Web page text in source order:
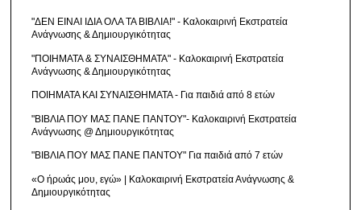
"ΔΕΝ ΕΙΝΑΙ ΙΔΙΑ ΟΛΑ ΤΑ ΒΙΒΛΙΑ!" - Καλοκαιρινή Εκστρατεία
Ανάγνωσης & Δημιουργικότητας
"ΠΟΙΗΜΑΤΑ & ΣΥΝΑΙΣΘΗΜΑΤΑ" - Καλοκαιρινή Εκστρατεία
Ανάγνωσης & Δημιουργικότητας
ΠΟΙΗΜΑΤΑ ΚΑΙ ΣΥΝΑΙΣΘΗΜΑΤΑ - Για παιδιά από 8 ετών
"ΒΙΒΛΙΑ ΠΟΥ ΜΑΣ ΠΑΝΕ ΠΑΝΤΟΥ"- Καλοκαιρινή Εκστρατεία
Ανάγνωσης @ Δημιουργικότητας
"ΒΙΒΛΙΑ ΠΟΥ ΜΑΣ ΠΑΝΕ ΠΑΝΤΟΥ" Για παιδιά από 7 ετών
«Ο ήρωάς μου, εγώ» | Καλοκαιρινή Εκστρατεία Ανάγνωσης &
Δημιουργικότητας